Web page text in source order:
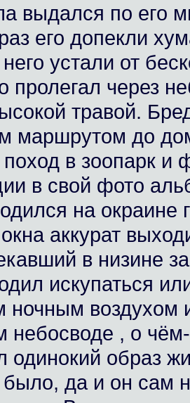
выдался по его
его допекли
устали от
пролегал через
травой.
маршрутом до
в зоопарк и
в свой фото
на окраине
аккурат
в низине
искупаться
ночным
небосводе , о
одинокий образ
да и он сам